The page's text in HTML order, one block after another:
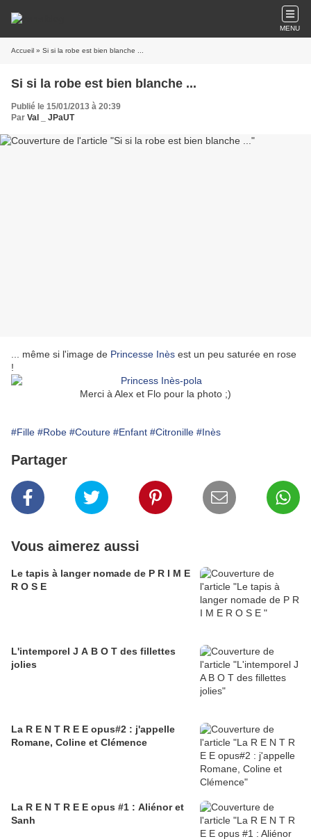
MENU
Accueil » Si si la robe est bien blanche ...
Si si la robe est bien blanche ...
Publié le 15/01/2013 à 20:39
Par Val _ JPaUT
... même si l'image de Princesse Inès est un peu saturée en rose
!
Merci à Alex et Flo pour la photo ;)
#Fille #Robe #Couture #Enfant #Citronille #Inès
Partager
Vous aimerez aussi
Le tapis à langer nomade de P R I M E
R O S E
L'intemporel J A B O T des fillettes
jolies
La R E N T R E E opus#2 : j'appelle
Romane, Coline et Clémence
La R E N T R E E opus #1 : Aliénor et
Sanh